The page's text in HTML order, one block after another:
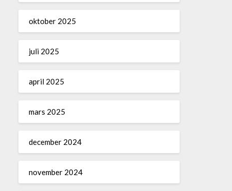
oktober 2025
juli 2025
april 2025
mars 2025
december 2024
november 2024